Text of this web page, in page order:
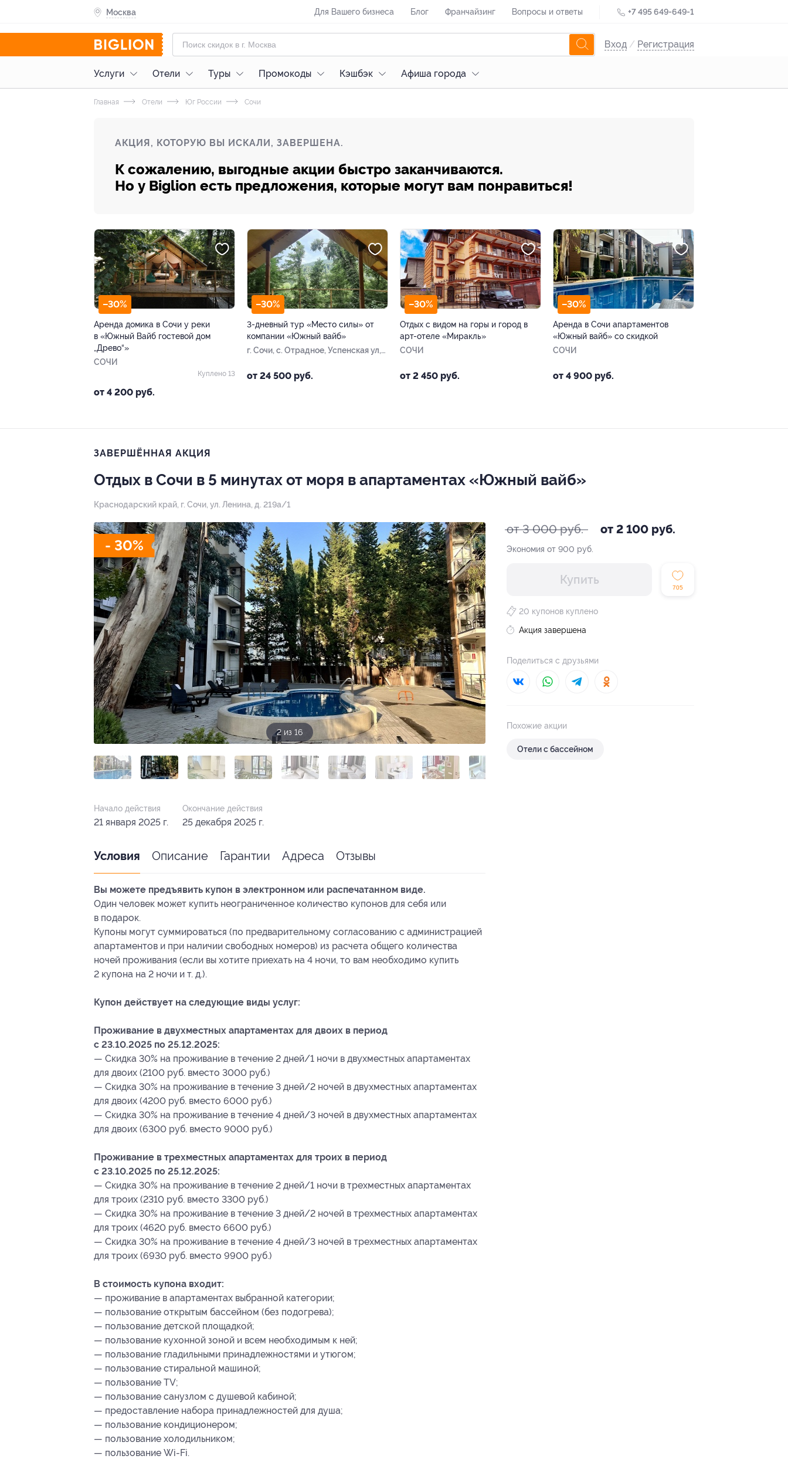
Москва Для Вашего бизнеса Блог Франчайзинг Вопросы и ответы +7 495 649-649-1
Вход / Регистрация
Услуги Отели Туры Промокоды Кэшбэк Афиша города
Главная Отели Юг России Сочи
АКЦИЯ, КОТОРУЮ ВЫ ИСКАЛИ, ЗАВЕРШЕНА.
К сожалению, выгодные акции быстро заканчиваются.
Но у Biglion есть предложения, которые могут вам понравиться!
–30%
Аренда домика в Сочи у реки
в «Южный Вайб гостевой дом
„Древо“»
СОЧИ
от 4 200 руб.
Куплено 13
–30%
3-дневный тур «Место силы» от
компании «Южный вайб»
г. Сочи, с. Отрадное, Успенская ул,
от 24 500 руб.
–30%
Отдых с видом на горы и город в
арт-отеле «Миракль»
СОЧИ
от 2 450 руб.
–30%
Аренда в Сочи апартаментов
«Южный вайб» со скидкой
СОЧИ
от 4 900 руб.
ЗАВЕРШЁННАЯ АКЦИЯ
Отдых в Сочи в 5 минутах от моря в апартаментах «Южный вайб»
Краснодарский край, г. Сочи, ул. Ленина, д. 219а/1
- 30%
2 из 16
от 3 000 руб. от 2 100 руб.
Экономия от 900 руб.
Купить
705
20 купонов куплено
Акция завершена
Поделиться с друзьями
Похожие акции
Отели с бассейном
Начало действия
21 января 2025 г.
Окончание действия
25 декабря 2025 г.
Условия Описание Гарантии Адреса Отзывы
Вы можете предъявить купон в электронном или распечатанном виде.
Один человек может купить неограниченное количество купонов для себя или
в подарок.
Купоны могут суммироваться (по предварительному согласованию с администрацией
апартаментов и при наличии свободных номеров) из расчета общего количества
ночей проживания (если вы хотите приехать на 4 ночи, то вам необходимо купить
2 купона на 2 ночи и т. д.).
Купон действует на следующие виды услуг:
Проживание в двухместных апартаментах для двоих в период
с 23.10.2025 по 25.12.2025:
— Скидка 30% на проживание в течение 2 дней/1 ночи в двухместных апартаментах
для двоих (2100 руб. вместо 3000 руб.)
— Скидка 30% на проживание в течение 3 дней/2 ночей в двухместных апартаментах
для двоих (4200 руб. вместо 6000 руб.)
— Скидка 30% на проживание в течение 4 дней/3 ночей в двухместных апартаментах
для двоих (6300 руб. вместо 9000 руб.)
Проживание в трехместных апартаментах для троих в период
с 23.10.2025 по 25.12.2025:
— Скидка 30% на проживание в течение 2 дней/1 ночи в трехместных апартаментах
для троих (2310 руб. вместо 3300 руб.)
— Скидка 30% на проживание в течение 3 дней/2 ночей в трехместных апартаментах
для троих (4620 руб. вместо 6600 руб.)
— Скидка 30% на проживание в течение 4 дней/3 ночей в трехместных апартаментах
для троих (6930 руб. вместо 9900 руб.)
В стоимость купона входит:
— проживание в апартаментах выбранной категории;
— пользование открытым бассейном (без подогрева);
— пользование детской площадкой;
— пользование кухонной зоной и всем необходимым к ней;
— пользование гладильными принадлежностями и утюгом;
— пользование стиральной машиной;
— пользование TV;
— пользование санузлом с душевой кабиной;
— предоставление набора принадлежностей для душа;
— пользование кондиционером;
— пользование холодильником;
— пользование Wi-Fi.